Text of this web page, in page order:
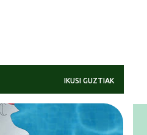
IKUSI GUZTIAK